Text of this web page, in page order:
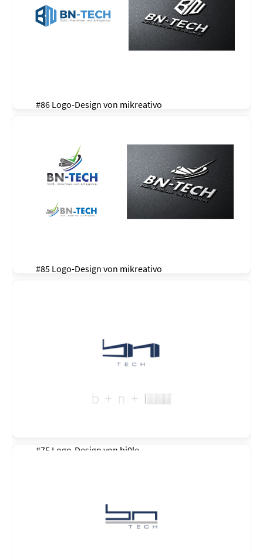
#86 Logo-Design von mikreativo
#85 Logo-Design von mikreativo
#75 Logo-Design von bj0le